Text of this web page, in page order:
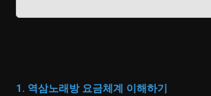
1. 역삼노래방 요금체계 이해하기